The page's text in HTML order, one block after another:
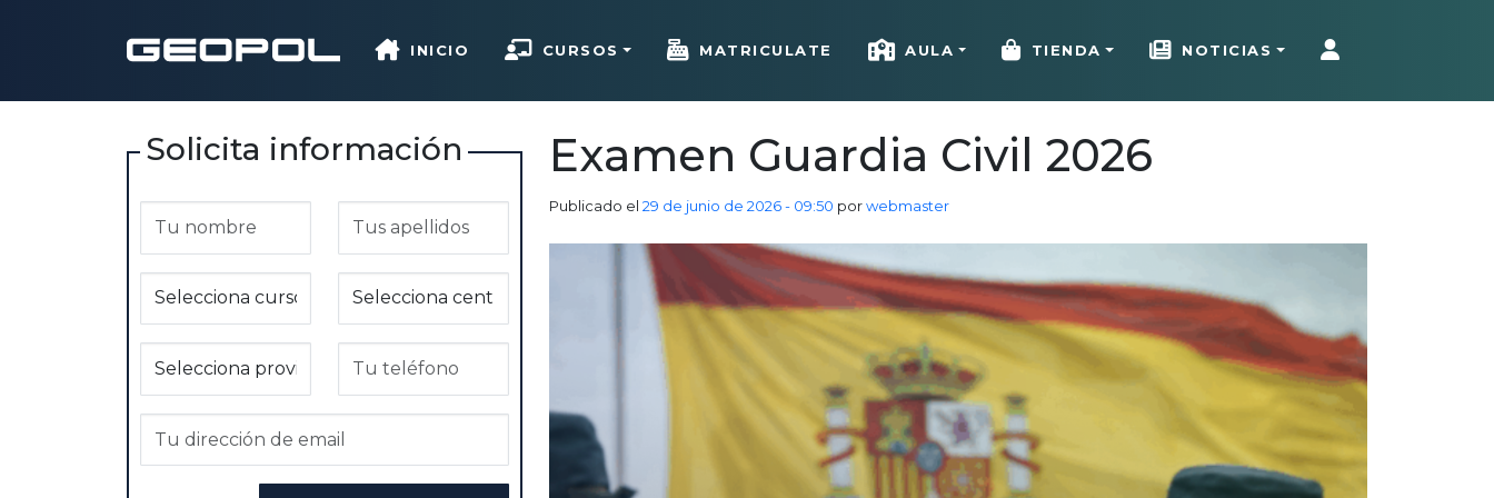
INICIO CURSOS MATRICULATE AULA TIENDA NOTICIAS
Examen Guardia Civil 2026
Publicado el 29 de junio de 2026 - 09:50 porwebmaster
Solicita información